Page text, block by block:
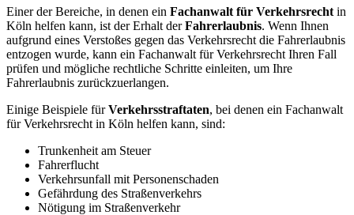
Einer der Bereiche, in denen ein Fachanwalt für Verkehrsrecht in
Köln helfen kann, ist der Erhalt derFahrerlaubnis. Wenn Ihnen
aufgrund eines Verstoßes gegen das Verkehrsrecht die Fahrerlaubnis
entzogen wurde, kann ein Fachanwalt für Verkehrsrecht Ihren Fall
prüfen und mögliche rechtliche Schritte einleiten, um Ihre
Fahrerlaubnis zurückzuerlangen.
Einige Beispiele fürVerkehrsstraftaten, bei denen ein Fachanwalt
für Verkehrsrecht in Köln helfen kann, sind:
Trunkenheit am Steuer
Fahrerflucht
Verkehrsunfall mit Personenschaden
Gefährdung des Straßenverkehrs
Nötigung im Straßenverkehr